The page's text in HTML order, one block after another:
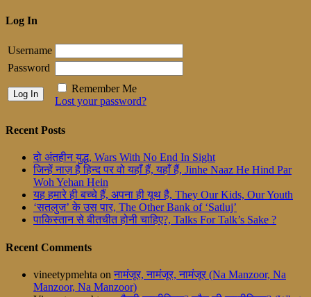
Log In
Username
Password
Remember Me
Lost your password?
Recent Posts
दो अंतहीन युद्ध, Wars With No End In Sight
जिन्हें नाज़ है हिन्द पर वो यहाँ हैं, यहाँ हैं, Jinhe Naaz He Hind Par
Woh Yehan Hein
यह हमारे ही बच्चे हैं, अपना ही यूथ है, They Our Kids, Our Youth
‘सतलुज’ के उस पार, The Other Bank of ‘Satluj’
पाकिस्तान से बीतचीत होनी चाहिए?, Talks For Talk’s Sake ?
Recent Comments
vineetypmehta on नामंजूर, नामंजूर, नामंजूर (Na Manzoor, Na
Manzoor, Na Manzoor)